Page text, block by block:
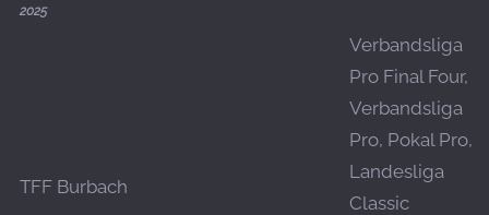
2025
TFF Burbach
Verbandsliga
Pro Final Four,
Verbandsliga
Pro, Pokal Pro,
Landesliga
Classic